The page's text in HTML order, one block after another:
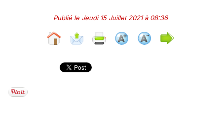
Publié le Jeudi 15 Juillet 2021 à 08:36